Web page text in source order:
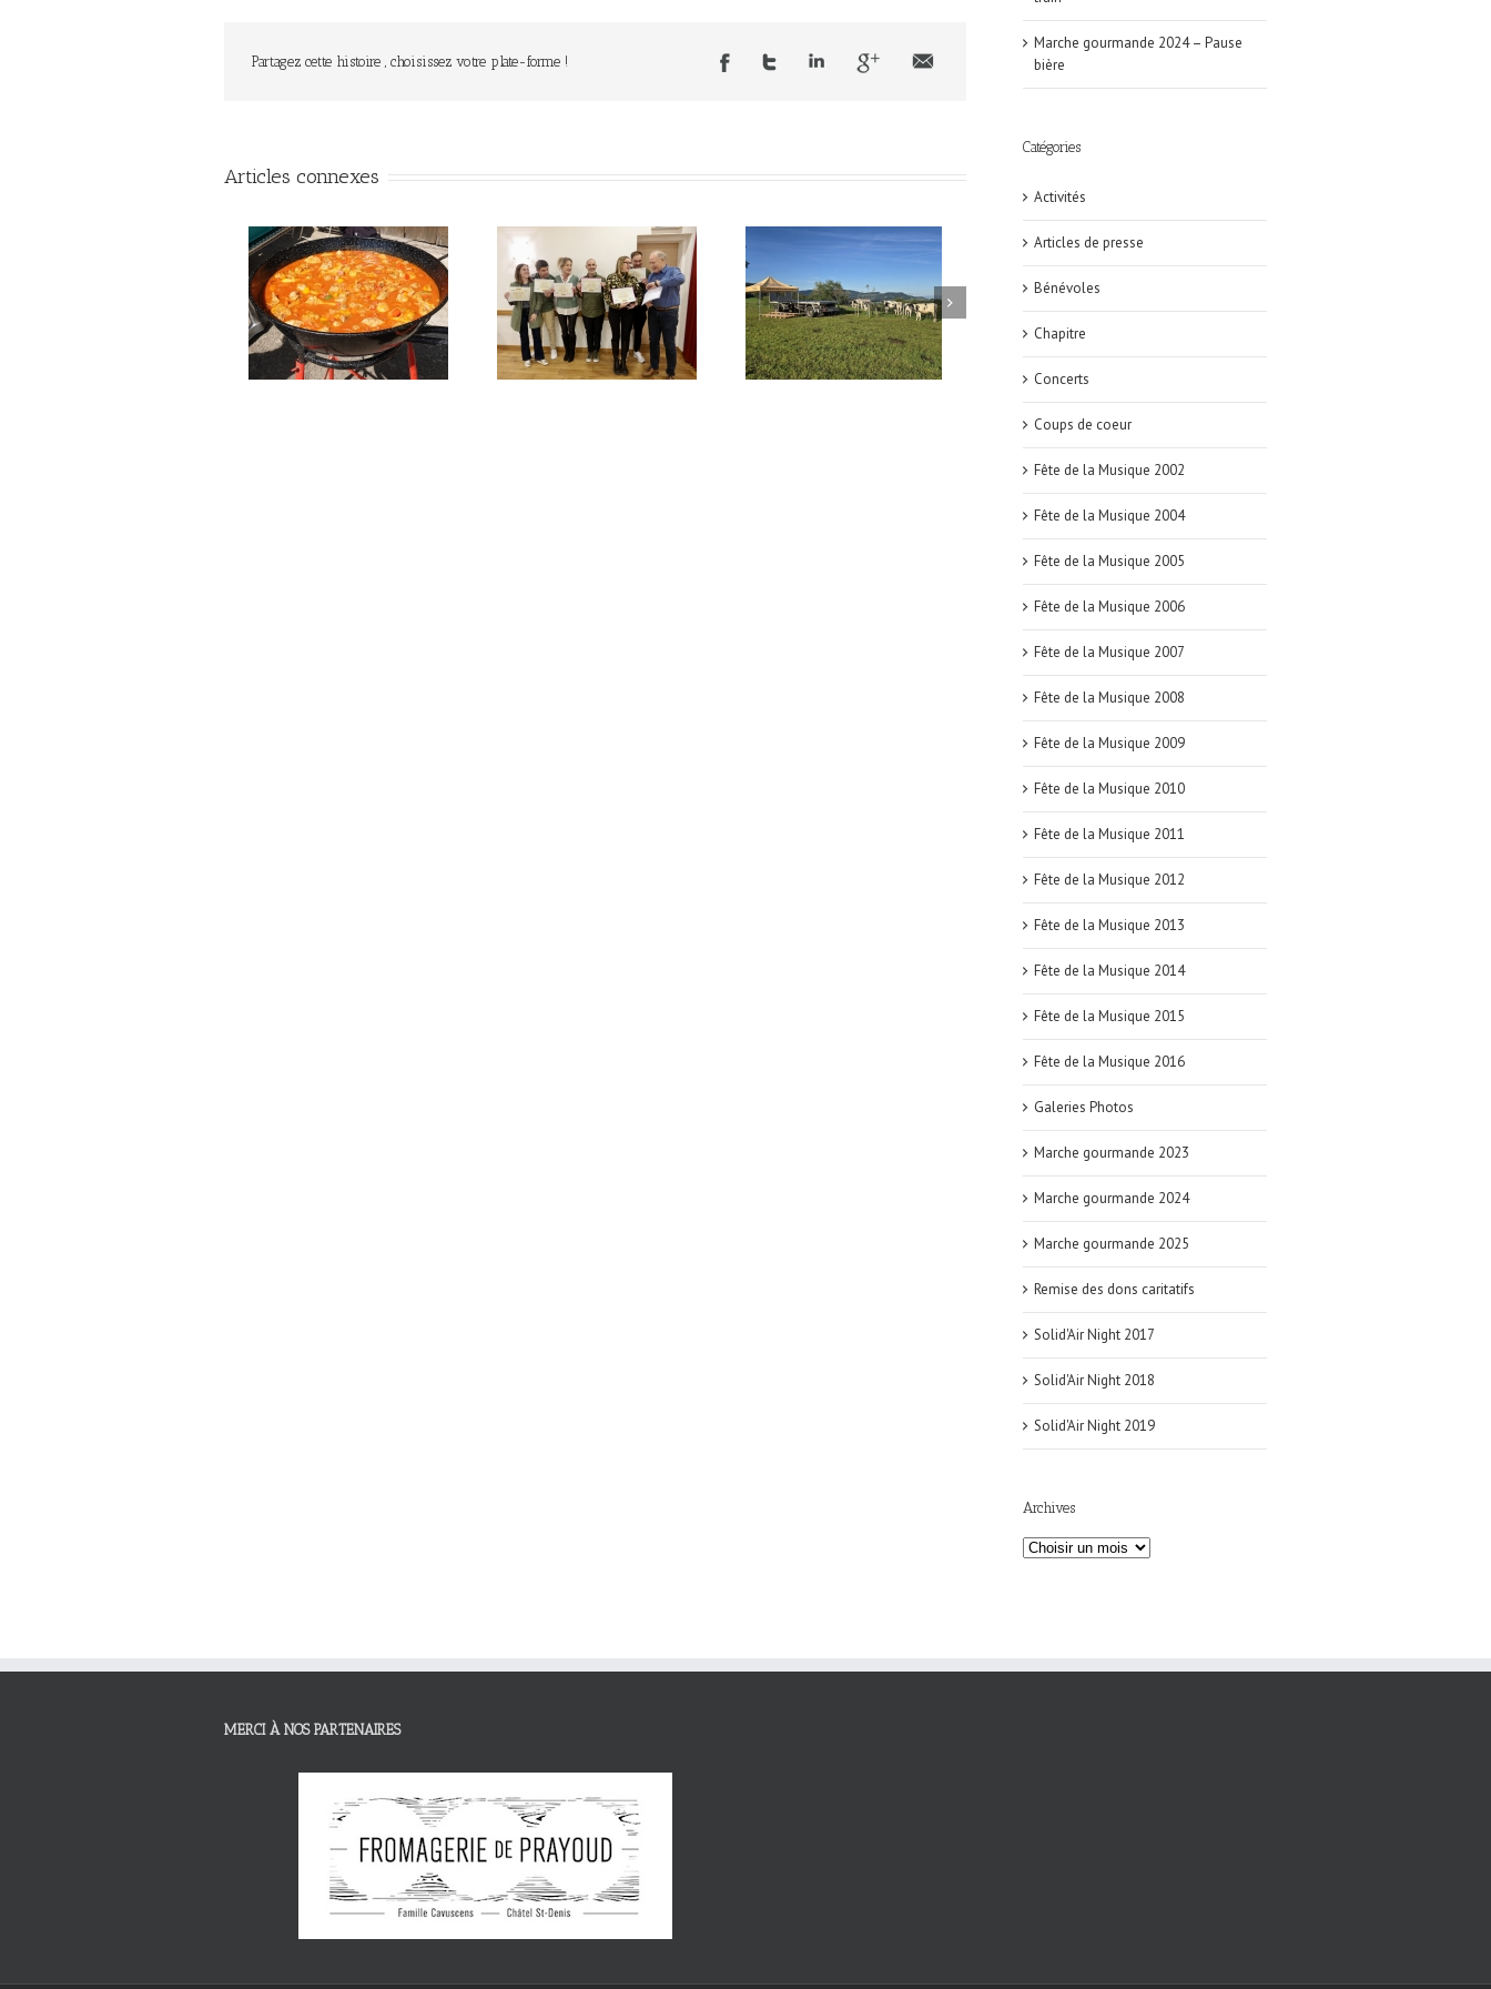
Partagez cette histoire , choisissez votre plate-forme !
Articles connexes
Marche gourmande 2024 – Pause
bière
Catégories
Activités
Articles de presse
Bénévoles
Chapitre
Concerts
Coups de coeur
Fête de la Musique 2002
Fête de la Musique 2004
Fête de la Musique 2005
Fête de la Musique 2006
Fête de la Musique 2007
Fête de la Musique 2008
Fête de la Musique 2009
Fête de la Musique 2010
Fête de la Musique 2011
Fête de la Musique 2012
Fête de la Musique 2013
Fête de la Musique 2014
Fête de la Musique 2015
Fête de la Musique 2016
Galeries Photos
Marche gourmande 2023
Marche gourmande 2024
Marche gourmande 2025
Remise des dons caritatifs
Solid'Air Night 2017
Solid'Air Night 2018
Solid'Air Night 2019
Archives
MERCI À NOS PARTENAIRES